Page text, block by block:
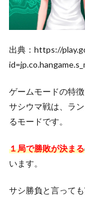
牌の
総合
6
天極
スキ
間に
対局
い人
にお
すす
麻雀
出典：https://
ゲームモードの特
サシウマ戦は、ラ
るモードです。
１局で勝敗が決まる
います。
サシ勝負と言って